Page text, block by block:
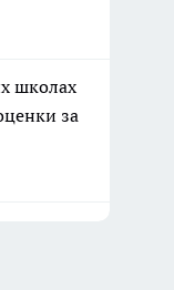
школах
за